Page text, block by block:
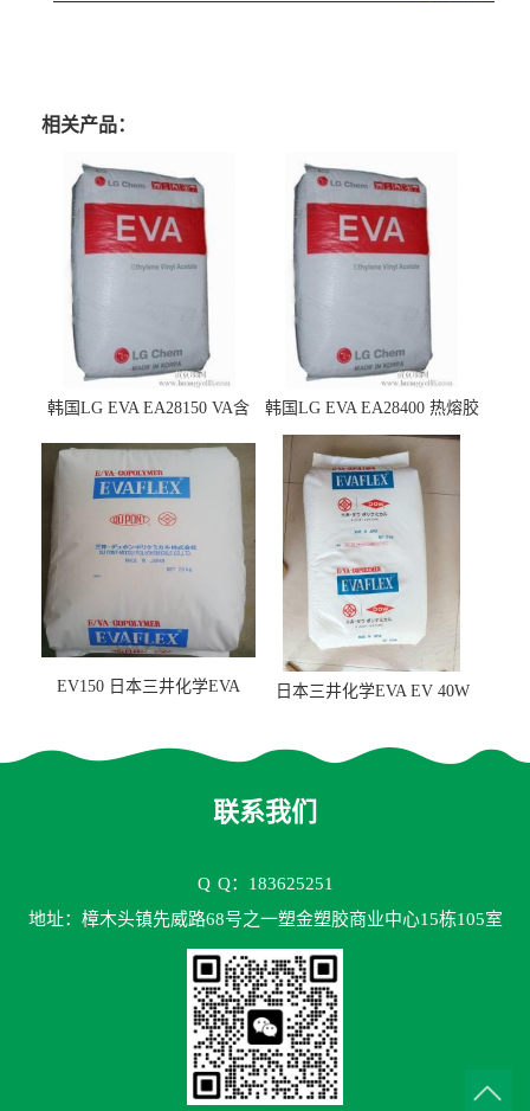
相关产品：
韩国LG EVA EA28150 VA含
韩国LG EVA EA28400 热熔胶
级 VA含量28 熔指400
EV150 日本三井化学EVA
日本三井化学EVA EV 40W
联系我们
Q Q：183625251
地址：樟木头镇先威路68号之一塑金塑胶商业中心15栋105室